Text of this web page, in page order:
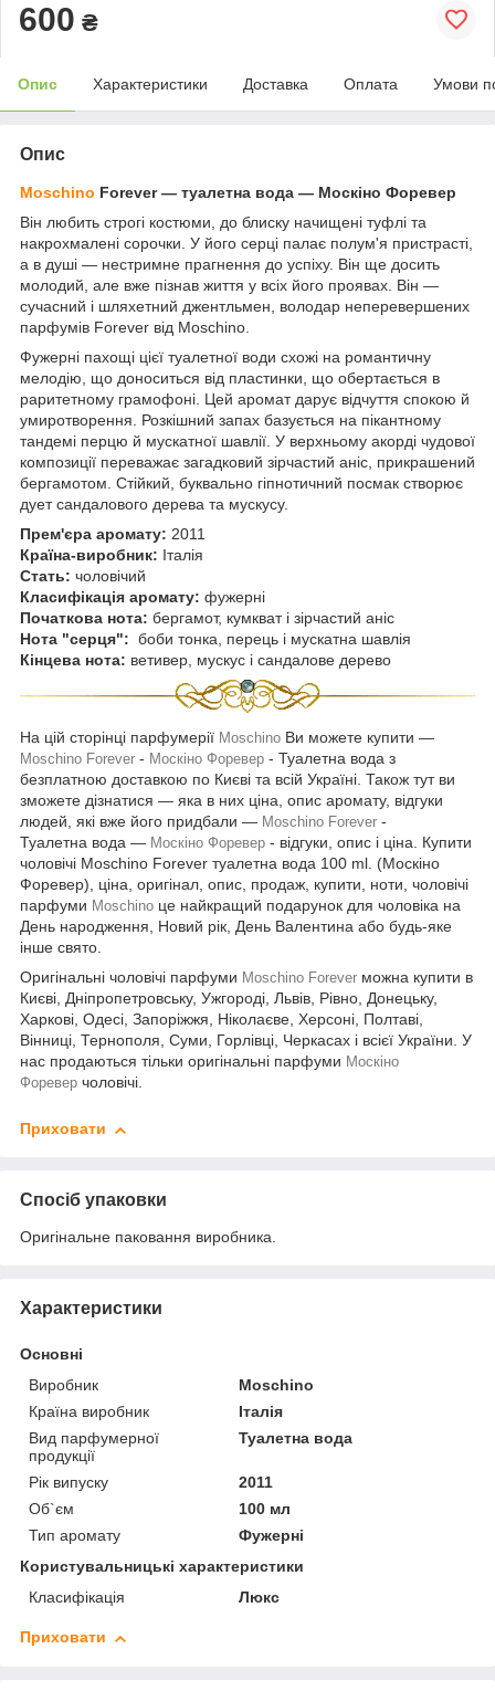
600 ₴
Опис Характеристики Доставка Оплата Умови
Опис
Moschino Forever — туалетна вода — Москіно Форевер
Він любить строгі костюми, до блиску начищені туфлі та
накрохмалені сорочки. У його серці палає полум'я пристрасті,
а в душі — нестримне прагнення до успіху. Він ще досить
молодий, але вже пізнав життя у всіх його проявах. Він —
сучасний і шляхетний джентльмен, володар неперевершених
парфумів Forever від Moschino.
Фужерні пахощі цієї туалетної води схожі на романтичну
мелодію, що доноситься від пластинки, що обертається в
раритетному грамофоні. Цей аромат дарує відчуття спокою й
умиротворення. Розкішний запах базується на пікантному
тандемі перцю й мускатної шавлії. У верхньому акорді чудової
композиції переважає загадковий зірчастий аніс, прикрашений
бергамотом. Стійкий, буквально гіпнотичний посмак створює
дует сандалового дерева та мускусу.
Прем'єра аромату: 2011
Країна-виробник: Італія
Стать: чоловічий
Класифікація аромату: фужерні
Початкова нота: бергамот, кумкват і зірчастий аніс
Нота "серця": боби тонка, перець і мускатна шавлія
Кінцева нота: ветивер, мускус і сандалове дерево
На цій сторінці парфумерії Moschino Ви можете купити —
Moschino Forever - Москіно Форевер - Туалетна вода з
безплатною доставкою по Києві та всій Україні. Також тут ви
зможете дізнатися — яка в них ціна, опис аромату, відгуки
людей, які вже його придбали — Moschino Forever -
Туалетна вода — Москіно Форевер - відгуки, опис і ціна. Купити
чоловічі Moschino Forever туалетна вода 100 ml. (Москіно
Форевер), ціна, оригінал, опис, продаж, купити, ноти, чоловічі
парфуми Moschino це найкращий подарунок для чоловіка на
День народження, Новий рік, День Валентина або будь-яке
інше свято.
Оригінальні чоловічі парфуми Moschino Forever можна купити в
Києві, Дніпропетровську, Ужгороді, Львів, Рівно, Донецьку,
Харкові, Одесі, Запоріжжя, Ніколаєве, Херсоні, Полтаві,
Вінниці, Тернополя, Суми, Горлівці, Черкасах і всієї України. У
нас продаються тільки оригінальні парфуми Москіно
Форевер чоловічі.
Приховати
Спосіб упаковки
Оригінальне паковання виробника.
Характеристики
Основні
Виробник
Moschino
Країна виробник
Італія
Вид парфумерної
продукції
Туалетна вода
Рік випуску
2011
Об`єм
100 мл
Тип аромату
Фужерні
Користувальницькі характеристики
Класифікація
Люкс
Приховати